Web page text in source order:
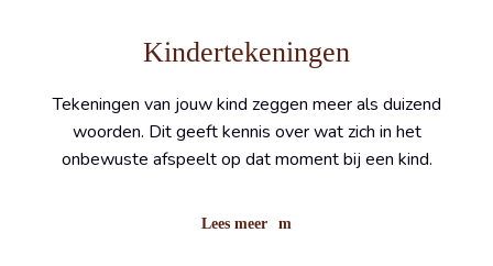
Kindertekeningen
Tekeningen van jouw kind zeggen meer als duizend
woorden. Dit geeft kennis over wat zich in het
onbewuste afspeelt op dat moment bij een kind.
Lees meer